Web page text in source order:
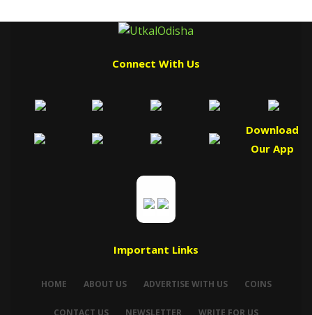
Connect With Us
Download
Our App
Important Links
HOME ABOUT US ADVERTISE WITH US COINS